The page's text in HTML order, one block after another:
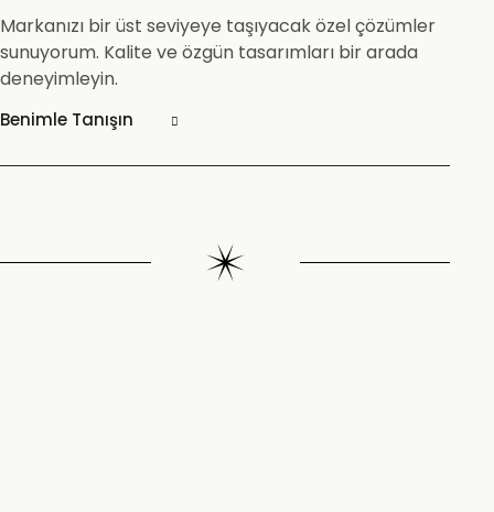
Markanızı bir üst seviyeye taşıyacak özel çözümler
sunuyorum. Kalite ve özgün tasarımları bir arada
deneyimleyin.
Benimle Tanışın